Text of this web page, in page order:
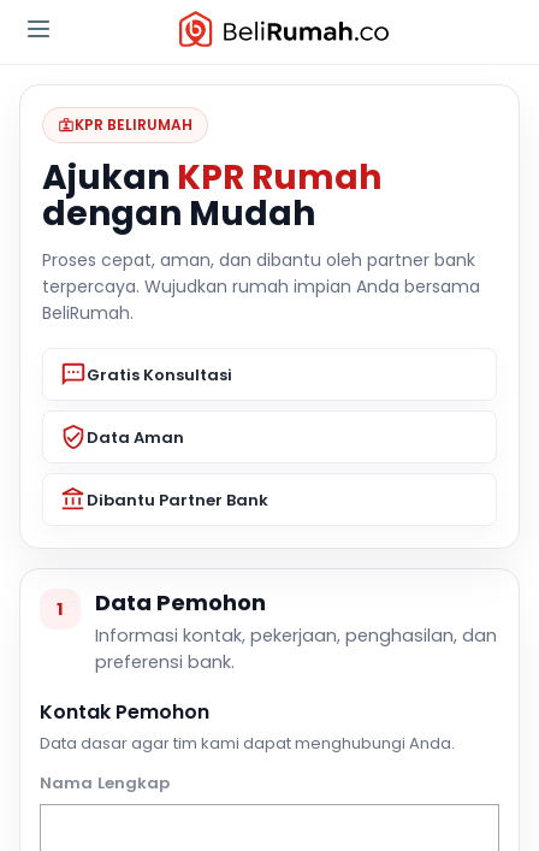
KPR BELIRUMAH
Ajukan KPR Rumah
dengan Mudah
Proses cepat, aman, dan dibantu oleh partner bank
terpercaya. Wujudkan rumah impian Anda bersama
BeliRumah.
Gratis Konsultasi
Data Aman
Dibantu Partner Bank
1 Data Pemohon
Informasi kontak, pekerjaan, penghasilan, dan
preferensi bank.
Kontak Pemohon
Data dasar agar tim kami dapat menghubungi Anda.
Nama Lengkap